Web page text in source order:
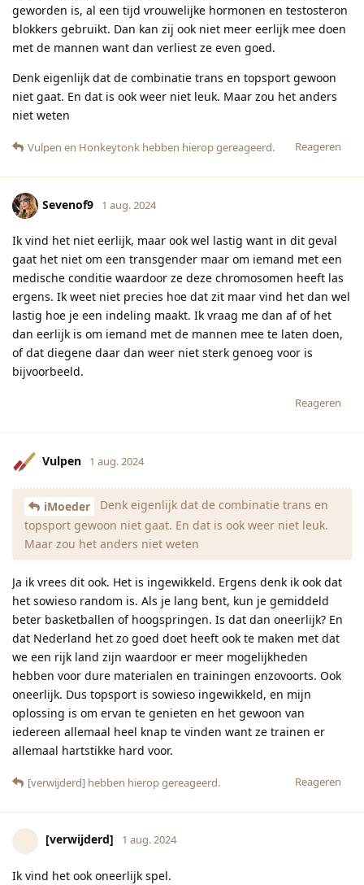
geworden is, al een tijd vrouwelijke hormonen en testosteron
blokkers gebruikt. Dan kan zij ook niet meer eerlijk mee doen
met de mannen want dan verliest ze even goed.
Denk eigenlijk dat de combinatie trans en topsport gewoon
niet gaat. En dat is ook weer niet leuk. Maar zou het anders
niet weten
Reageren
Vulpen en Honkeytonk hebben hierop gereageerd.
Sevenof9 1 aug. 2024
Ik vind het niet eerlijk, maar ook wel lastig want in dit geval
gaat het niet om een transgender maar om iemand met een
medische conditie waardoor ze deze chromosomen heeft las
ergens. Ik weet niet precies hoe dat zit maar vind het dan wel
lastig hoe je een indeling maakt. Ik vraag me dan af of het
dan eerlijk is om iemand met de mannen mee te laten doen,
of dat diegene daar dan weer niet sterk genoeg voor is
bijvoorbeeld.
Reageren
Vulpen 1 aug. 2024
iMoeder
Denk eigenlijk dat de combinatie trans en
topsport gewoon niet gaat. En dat is ook weer niet leuk.
Maar zou het anders niet weten
Ja ik vrees dit ook. Het is ingewikkeld. Ergens denk ik ook dat
het sowieso random is. Als je lang bent, kun je gemiddeld
beter basketballen of hoogspringen. Is dat dan oneerlijk? En
dat Nederland het zo goed doet heeft ook te maken met dat
we een rijk land zijn waardoor er meer mogelijkheden
hebben voor dure materialen en trainingen enzovoorts. Ook
oneerlijk. Dus topsport is sowieso ingewikkeld, en mijn
oplossing is om ervan te genieten en het gewoon van
iedereen allemaal heel knap te vinden want ze trainen er
allemaal hartstikke hard voor.
Reageren
[verwijderd] hebben hierop gereageerd.
[verwijderd] 1 aug. 2024
Ik vind het ook oneerlijk spel.